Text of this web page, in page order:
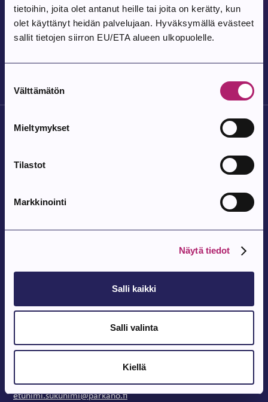
tietoihin, joita olet antanut heille tai joita on kerätty, kun
olet käyttänyt heidän palvelujaan. Hyväksymällä evästeet
sallit tietojen siirron EU/ETA alueen ulkopuolelle.
valinta
Välttämätön
Mieltymykset
Tilastot
Markkinointi
Näytä tiedot
Salli kaikki
Salli valinta
Kiellä
Pohjois-Parkanon Maalaismarkkinat 35-
vuotta
Parkanontie 37
kaupunki@parkano.fi
etunimi.sukunimi@parkano.fi